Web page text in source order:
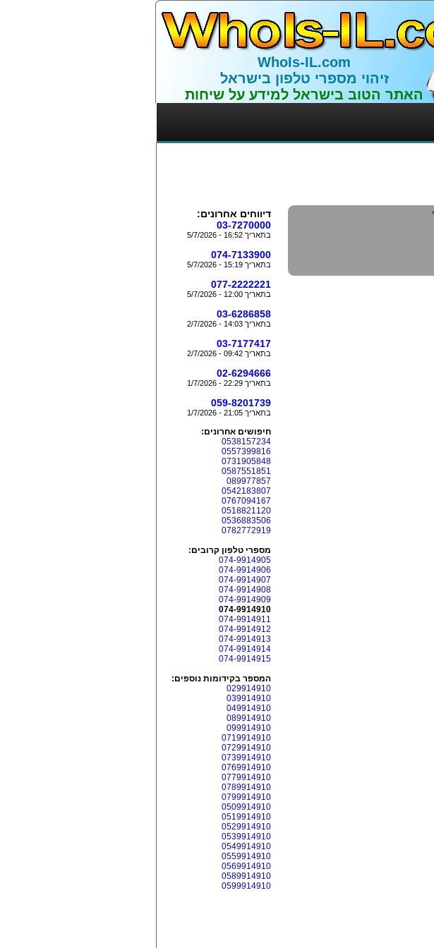
WhoIs-IL.com
זיהוי מספרי טלפון בישראל
האתר הטוב בישראל למידע על שיחות
דיווחים אחרונים:
03-7270000
בתאריך 16:52 - 5/7/2026
074-7133900
בתאריך 15:19 - 5/7/2026
077-2222221
בתאריך 12:00 - 5/7/2026
03-6286858
בתאריך 14:03 - 2/7/2026
03-7177417
בתאריך 09:42 - 2/7/2026
02-6294666
בתאריך 22:29 - 1/7/2026
059-8201739
בתאריך 21:05 - 1/7/2026
חיפושים אחרונים:
0538157234
0557399816
0731905848
0587551851
089977857
0542183807
0767094167
0518821120
0536883506
0782772919
מספרי טלפון קרובים:
074-9914905
074-9914906
074-9914907
074-9914908
074-9914909
074-9914910
074-9914911
074-9914912
074-9914913
074-9914914
074-9914915
המספר בקידומות נוספים:
029914910
039914910
049914910
089914910
099914910
0719914910
0729914910
0739914910
0769914910
0779914910
0789914910
0799914910
0509914910
0519914910
0529914910
0539914910
0549914910
0559914910
0569914910
0589914910
0599914910